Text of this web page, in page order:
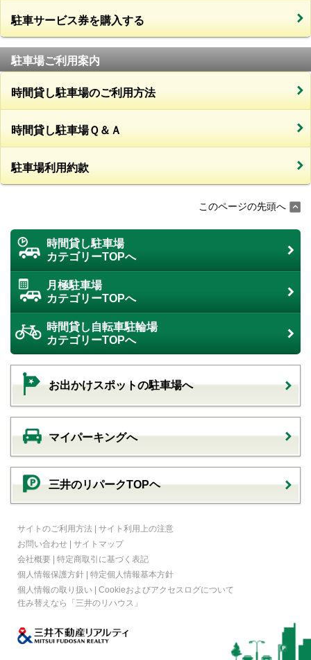
駐車サービス券を購入する
駐車場ご利用案内
時間貸し駐車場のご利用方法
時間貸し駐車場Ｑ＆Ａ
駐車場利用約款
このページの先頭へ
時間貸し駐車場
カテゴリーTOPへ
月極駐車場
カテゴリーTOPへ
時間貸し自転車駐輪場
カテゴリーTOPへ
お出かけスポットの駐車場へ
マイパーキングへ
三井のリパークTOPヘ
サイトのご利用方法 | サイト利用上の注意
お問い合わせ | サイトマップ
会社概要 | 特定商取引に基づく表記
個人情報保護方針 | 特定個人情報基本方針
個人情報の取り扱い | Cookieおよびアクセスログについて
住み替えなら
「三井のリハウス」